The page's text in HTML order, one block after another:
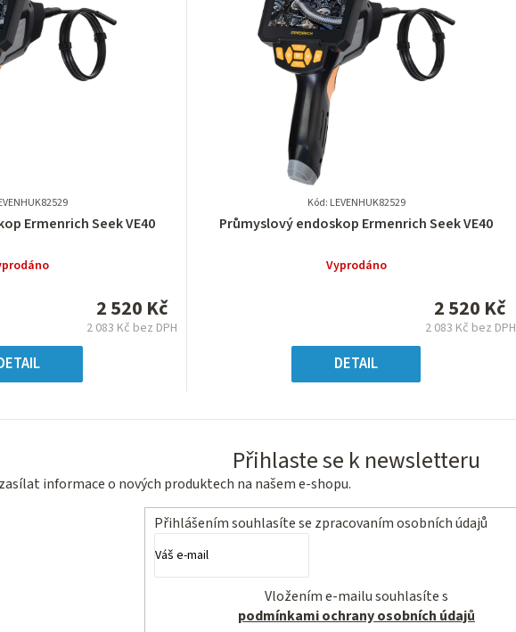
Průměrné
produktu
5
hvězdiček.
Ermenrich Seek VE40
2 520 Kč
2 083 Kč bez DPH
Kód: LEVENHUK82529
Průměrné
produktu
5
hvězdiček.
Průmyslový endoskop Ermenrich Seek VE40
Vyprodáno
2 520 Kč
2 083 Kč bez DPH
DETAIL
Přihlaste se k newsletteru
informace o nových produktech na našem e-shopu.
Přihlášením souhlasíte se zpracovaním osobních údajů
podmínkami ochrany osobních údajů